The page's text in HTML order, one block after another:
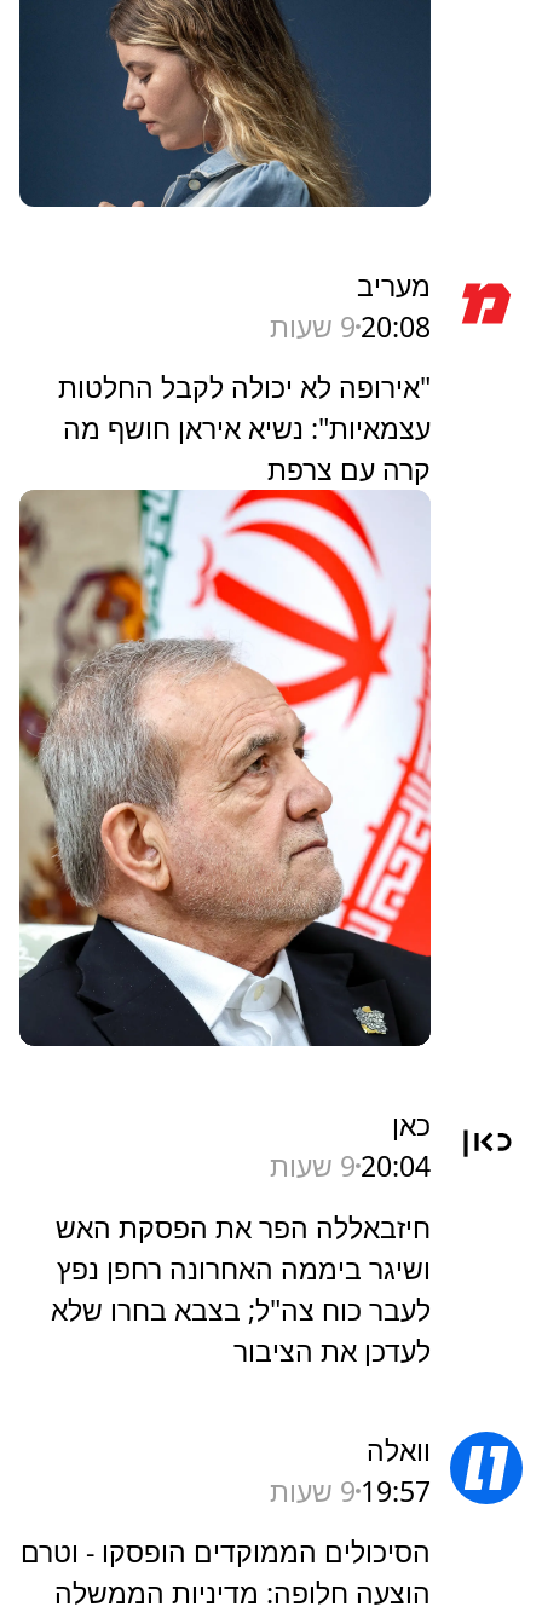
מעריב
20:089 שעות
"אירופה לא יכולה לקבל החלטות
עצמאיות": נשיא איראן חושף מה
קרה עם צרפת
כאן
20:049 שעות
חיזבאללה הפר את הפסקת האש
ושיגר ביממה האחרונה רחפן נפץ
לעבר כוח צה"ל; בצבא בחרו שלא
לעדכן את הציבור
וואלה
19:57 9 שעות
הסיכולים הממוקדים הופסקו - וטרם
הוצעה חלופה: מדיניות הממשלה